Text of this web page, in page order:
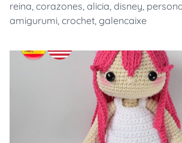
reina, corazones, alicia, disney,
amigurumi, crochet, galencaixe